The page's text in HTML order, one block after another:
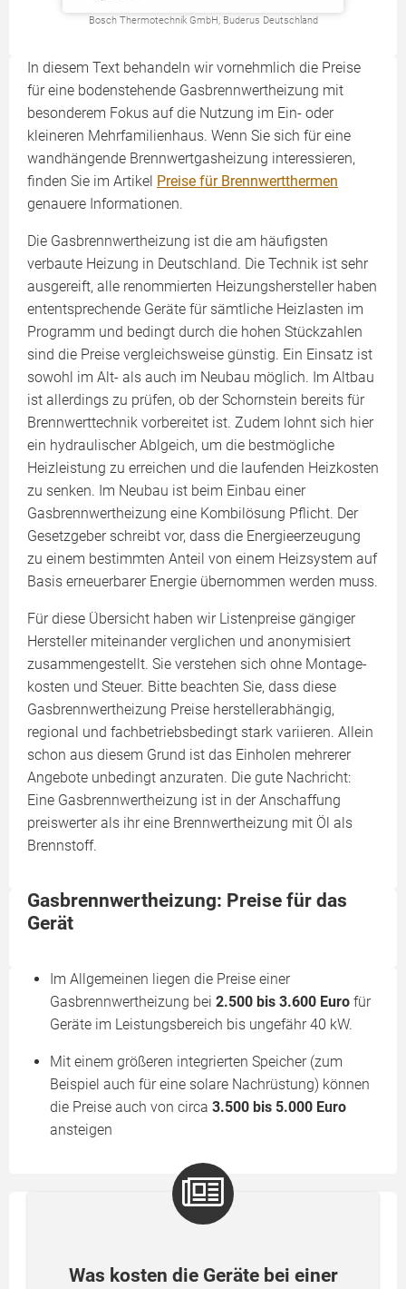
Bosch Thermotechnik GmbH, Buderus Deutschland
In diesem Text behandeln wir vornehmlich die Preise
für eine bodenstehende Gasbrennwertheizung mit
besonderem Fokus auf die Nutzung im Ein- oder
kleineren Mehrfamilienhaus. Wenn Sie sich für eine
wandhängende Brennwertgasheizung interessieren,
finden Sie im Artikel Preise für Brennwertthermen
genauere Informationen.
Die Gasbrennwertheizung ist die am häufigsten
verbaute Heizung in Deutschland. Die Technik ist sehr
ausgereift, alle renommierten Heizungshersteller haben
ententsprechende Geräte für sämtliche Heizlasten im
Programm und bedingt durch die hohen Stückzahlen
sind die Preise vergleichsweise günstig. Ein Einsatz ist
sowohl im Alt- als auch im Neubau möglich. Im Altbau
ist allerdings zu prüfen, ob der Schornstein bereits für
Brennwerttechnik vorbereitet ist. Zudem lohnt sich hier
ein hydraulischer Ablgeich, um die bestmögliche
Heizleistung zu erreichen und die laufenden Heizkosten
zu senken. Im Neubau ist beim Einbau einer
Gasbrennwertheizung eine Kombilösung Pflicht. Der
Gesetzgeber schreibt vor, dass die Energieerzeugung
zu einem bestimmten Anteil von einem Heizsystem auf
Basis erneuerbarer Energie übernommen werden muss.
Für diese Übersicht haben wir Listenpreise gängiger
Hersteller miteinander verglichen und anonymisiert
zusammengestellt. Sie verstehen sich ohne Montage­
kosten und Steuer. Bitte beachten Sie, dass diese
Gasbrennwertheizung Preise herstellerabhängig,
regional und fachbetriebsbedingt stark variieren. Allein
schon aus diesem Grund ist das Einholen mehrerer
Angebote unbedingt anzuraten. Die gute Nachricht:
Eine Gasbrennwertheizung ist in der Anschaffung
preiswerter als ihr eine Brennwertheizung mit Öl als
Brennstoff.
Gasbrennwertheizung: Preise für das
Gerät
Im Allgemeinen liegen die Preise einer
Gasbrennwertheizung bei 2.500 bis 3.600 Euro für
Geräte im Leistungsbereich bis ungefähr 40 kW.
Mit einem größeren integrierten Speicher (zum
Beispiel auch für eine solare Nachrüstung) können
die Preise auch von circa 3.500 bis 5.000 Euro
ansteigen
Was kosten die Geräte bei einer